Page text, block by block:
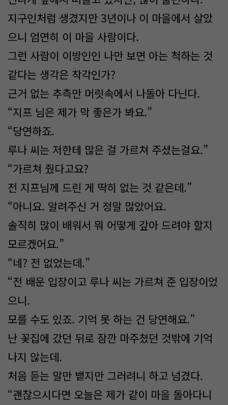
지구인처럼 생겼지만 3년이나 이 마을에서 살았
으니 엄연히 이 마을 사람이다.
그런 사람이 이방인인 나만 보면 아는 척하는 것
같다는 생각은 착각인가?
근거 없는 추측만 머릿속에서 나돌아 다닌다.
“지프 님은 제가 막 좋은가 봐요.”
“당연하죠.
루나 씨는 저한테 많은 걸 가르쳐 주셨는걸요.”
“가르쳐 줬다고요?
전 지프님께 드린 게 딱히 없는 것 같은데.”
“아니요. 알려주신 거 정말 많았어요.
솔직히 많이 배워서 뭐 어떻게 갚아 드려야 할지
모르겠어요.”
“네? 전 없었는데.”
“전 배운 입장이고 루나 씨는 가르쳐 준 입장이었
으니.
모를 수도 있죠. 기억 못 하는 건 당연해요.”
난 꽃집에 갔던 뒤로 잠깐 마주쳤던 것밖에 기억
나지 않는데.
처음 듣는 말만 뱉지만 그러려니 하고 넘겼다.
“괜찮으시다면 오늘은 제가 같이 마을 돌아다니